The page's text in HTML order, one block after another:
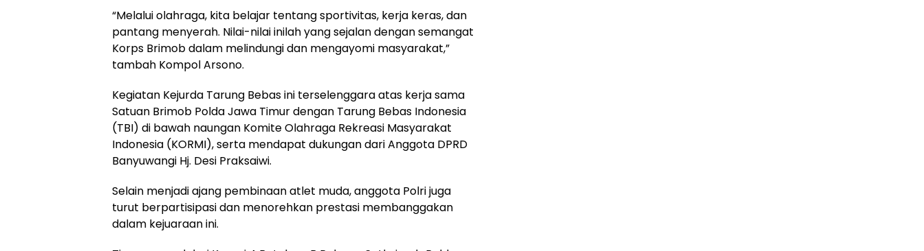
“Melalui olahraga, kita belajar tentang sportivitas, kerja keras, dan
pantang menyerah. Nilai-nilai inilah yang sejalan dengan semangat
Korps Brimob dalam melindungi dan mengayomi masyarakat,”
tambah Kompol Arsono.
Kegiatan Kejurda Tarung Bebas ini terselenggara atas kerja sama
Satuan Brimob Polda Jawa Timur dengan Tarung Bebas Indonesia
(TBI) di bawah naungan Komite Olahraga Rekreasi Masyarakat
Indonesia (KORMI), serta mendapat dukungan dari Anggota DPRD
Banyuwangi Hj. Desi Praksaiwi.
Selain menjadi ajang pembinaan atlet muda, anggota Polri juga
turut berpartisipasi dan menorehkan prestasi membanggakan
dalam kejuaraan ini.